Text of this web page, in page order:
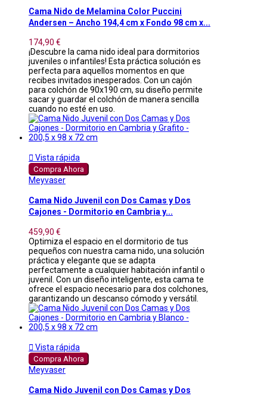
Cama Nido de Melamina Color Puccini
Andersen – Ancho 194,4 cm x Fondo 98 cm x...
174,90 €
¡Descubre la cama nido ideal para dormitorios
juveniles o infantiles! Esta práctica solución es
perfecta para aquellos momentos en que
recibes invitados inesperados. Con un cajón
para colchón de 90x190 cm, su diseño permite
sacar y guardar el colchón de manera sencilla
cuando no esté en uso.
 Vista rápida
Compra Ahora
Meyvaser
Cama Nido Juvenil con Dos Camas y Dos
Cajones - Dormitorio en Cambria y...
459,90 €
Optimiza el espacio en el dormitorio de tus
pequeños con nuestra cama nido, una solución
práctica y elegante que se adapta
perfectamente a cualquier habitación infantil o
juvenil. Con un diseño inteligente, esta cama te
ofrece el espacio necesario para dos colchones,
garantizando un descanso cómodo y versátil.
 Vista rápida
Compra Ahora
Meyvaser
Cama Nido Juvenil con Dos Camas y Dos